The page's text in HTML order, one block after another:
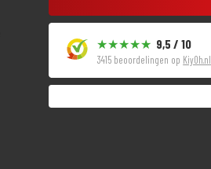
9,5 / 10
3415 beoordelingen op KiyOh.nl